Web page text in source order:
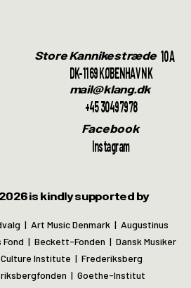
Store Kannikestræde 10A
DK-1169 KØBENHAVN K
mail@klang.dk
+45 30497978
Facebook
Instagram
is kindly supported by
| Art Music Denmark | Augustinus
| Beckett-Fonden | Dansk Musiker
Culture Institute | Frederiksberg
| Goethe-Institut